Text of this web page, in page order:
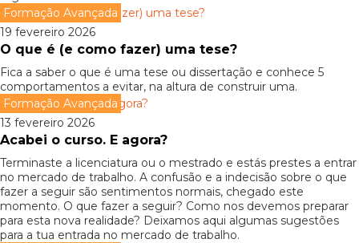
Formação Avançada
19 fevereiro 2026
O que é (e como fazer) uma tese?
Fica a saber o que é uma tese ou dissertação e conhece 5
comportamentos a evitar, na altura de construir uma.
Formação Avançada
13 fevereiro 2026
Acabei o curso. E agora?
Terminaste a licenciatura ou o mestrado e estás prestes a entrar
no mercado de trabalho. A confusão e a indecisão sobre o que
fazer a seguir são sentimentos normais, chegado este
momento. O que fazer a seguir? Como nos devemos preparar
para esta nova realidade? Deixamos aqui algumas sugestões
para a tua entrada no mercado de trabalho.